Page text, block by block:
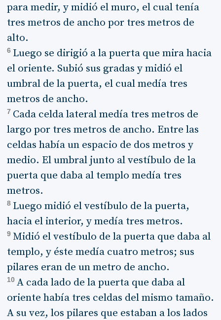
para medir, y midió el muro, el cual tenía
tres metros de ancho por tres metros de
alto.
6 Luego se dirigió a la puerta que mira hacia
el oriente. Subió sus gradas y midió el
umbral de la puerta, el cual medía tres
metros de ancho.
7 Cada celda lateral medía tres metros de
largo por tres metros de ancho. Entre las
celdas había un espacio de dos metros y
medio. El umbral junto al vestíbulo de la
puerta que daba al templo medía tres
metros.
8 Luego midió el vestíbulo de la puerta,
hacia el interior, y medía tres metros.
9 Midió el vestíbulo de la puerta que daba al
templo, y éste medía cuatro metros; sus
pilares eran de un metro de ancho.
10 A cada lado de la puerta que daba al
oriente había tres celdas del mismo tamaño.
A su vez, los pilares que estaban a los lados